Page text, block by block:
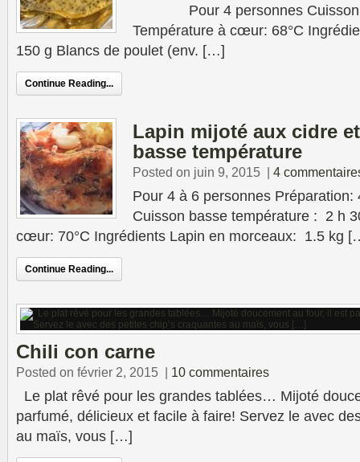
Pour 4 personnes Cuisson :
Température à cœur: 68°C
150 g Blancs de poulet (env. […]
Continue Reading...
Lapin mijoté aux cidre
basse température
Posted on juin 9, 2015 | 4
Pour 4 à 6 personnes
Cuisson basse température : 2 h
cœur: 70°C Ingrédients Lapin en morceaux: 1.5 kg
Continue Reading...
Chili con carne
Posted on février 2, 2015 | 10 commentaires
Le plat rêvé pour les grandes tablées… Mijoté
parfumé, délicieux et facile à faire! Servez le avec
au maïs, vous […]